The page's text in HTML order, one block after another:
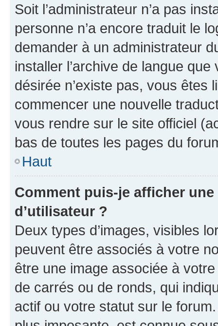
Soit l’administrateur n’a pas
personne n’a encore traduit le
demander à un administrateur
installer l’archive de langue
désirée n’existe pas, vous êtes
commencer une nouvelle
vous rendre sur le site officiel
bas de toutes les pages du
Haut
Comment puis-je afficher
d’utilisateur ?
Deux types d’images, visibles
peuvent être associés à votre
être une image associée à
de carrés ou de ronds, qui
actif ou votre statut sur le